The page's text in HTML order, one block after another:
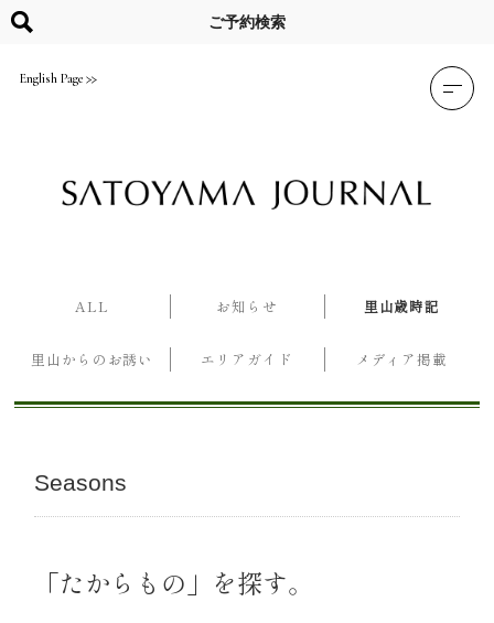
content
English Page
ご予約検索
ALL お知らせ 里山歳時記
里山からのお誘い エリアガイド メディア掲載
Seasons
「たからもの」を探す。